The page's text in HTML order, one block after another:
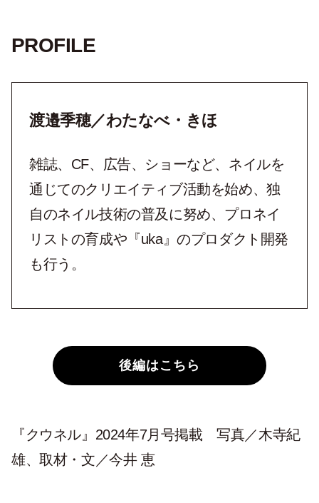
PROFILE
渡邉季穂／わたなべ・きほ
雑誌、CF、広告、ショーなど、ネイルを
通じてのクリエイティブ活動を始め、独
自のネイル技術の普及に努め、プロネイ
リストの育成や『uka』のプロダクト開発
も行う。
後編はこちら
『クウネル』2024年7月号掲載 写真／木寺紀
雄、取材・文／今井 恵